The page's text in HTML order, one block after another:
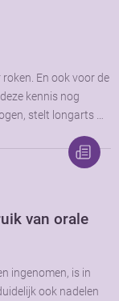
En ook voor de
kennis nog
stelt longarts …
van orale
ingenomen, is in
ook nadelen